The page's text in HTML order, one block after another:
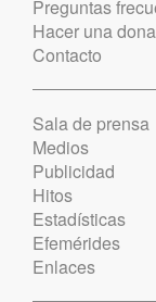
Preguntas
Hacer una
Contacto
Sala de prensa
Medios
Publicidad
Hitos
Estadísticas
Efemérides
Enlaces